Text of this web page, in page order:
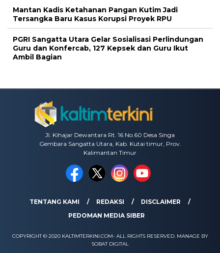
Mantan Kadis Ketahanan Pangan Kutim Jadi
Tersangka Baru Kasus Korupsi Proyek RPU
PGRI Sangatta Utara Gelar Sosialisasi Perlindungan
Guru dan Konfercab, 127 Kepsek dan Guru Ikut
Ambil Bagian
Jl. Kihajar Dewantara Rt. 16 No.60 Desa Singa
Gembara Sangatta Utara, Kab. Kutai timur, Prov.
Kalimantan Timur
TENTANG KAMI REDAKSI
DISCLAIMER
PEDOMAN MEDIA SIBER
COPYRIGHT © 2020 KALTIMTERKINI.COM- ALL RIGHTS RESERVED. MANAGE BY
SOBAT DIGITAL